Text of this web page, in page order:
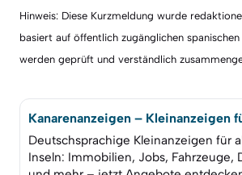
Hinweis: Diese Kurzmeldung wurde
basiert auf öffentlich zugänglichen spanischen
werden geprüft und verständlich
Kanarenanzeigen – Kleinanzeigen
Deutschsprachige Kleinanzeigen für
Inseln: Immobilien, Jobs, Fahrzeuge,